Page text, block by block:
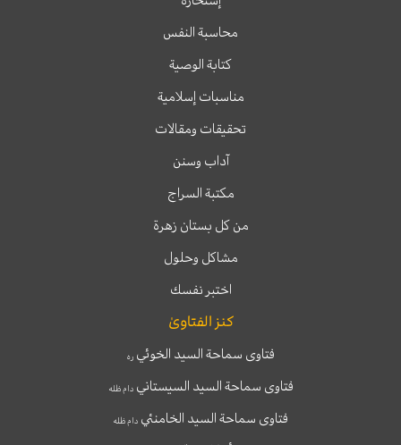
محاسبة النفس
كتابة الوصية
مناسبات إسلامية
تحقيقات ومقالات
آداب وسنن
مكتبة السراج
من كل بستان زهرة
مشاكل وحلول
اختبر نفسك
كنز الفتاوىٰ
فتاوى سماحة السيد الخوئيره
فتاوى سماحة السيد السيستانيدام ظله
فتاوى سماحة السيد الخامنئي دام ظله